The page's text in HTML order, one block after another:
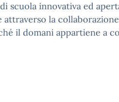
scuola innovativa ed
la
il domani appartiene a